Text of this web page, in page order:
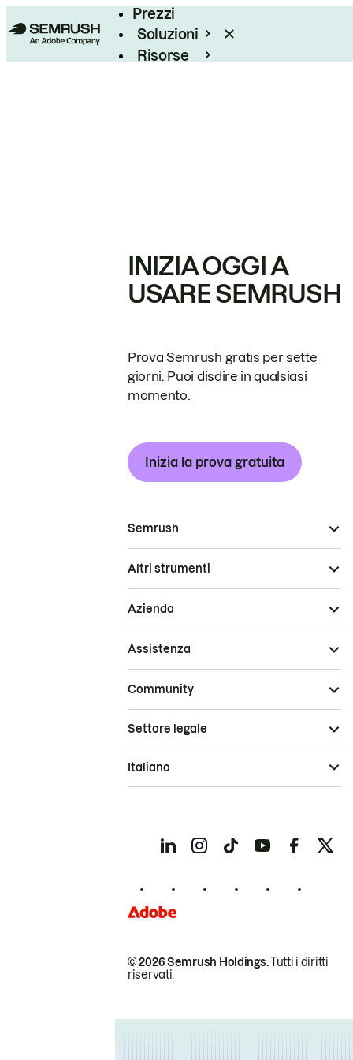
Prezzi
Soluzioni
Risorse
INIZIA OGGI A
USARE SEMRUSH
Prova Semrush gratis per sette
giorni. Puoi disdire in qualsiasi
momento.
Inizia la prova gratuita
Semrush
Altri strumenti
Azienda
Assistenza
Community
© 2026 Semrush Holdings.Tutti i diritti
riservati.
Settore legale
Italiano